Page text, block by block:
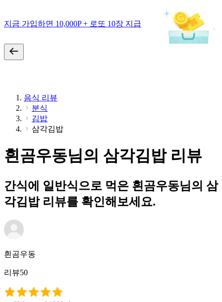
지금 가입하면 10,000P + 로또 10장 지급
음식 리뷰
분식
김밥
삼각김밥
흰곰우동님의 삼각김밥 리뷰
간식에 일반식으로 먹은 흰곰우동님의 삼
각김밥 리뷰를 확인해보세요.
흰곰우동
리뷰50